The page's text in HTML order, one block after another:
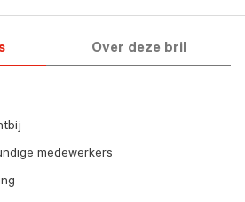
Over deze bril
medewerkers